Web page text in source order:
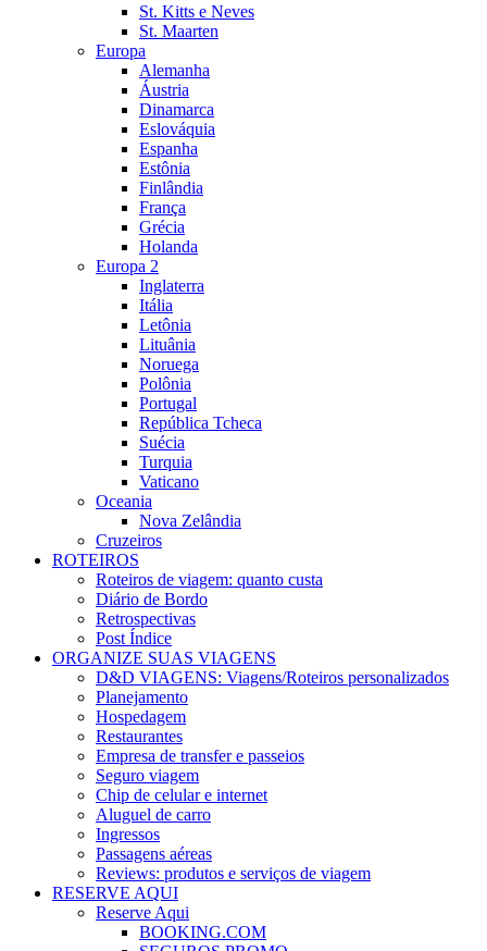
St. Kitts e Neves
St. Maarten
Europa
Alemanha
Áustria
Dinamarca
Eslováquia
Espanha
Estônia
Finlândia
França
Grécia
Holanda
Europa 2
Inglaterra
Itália
Letônia
Lituânia
Noruega
Polônia
Portugal
República Tcheca
Suécia
Turquia
Vaticano
Oceania
Nova Zelândia
Cruzeiros
ROTEIROS
Roteiros de viagem: quanto custa
Diário de Bordo
Retrospectivas
Post Índice
ORGANIZE SUAS VIAGENS
D&D VIAGENS: Viagens/Roteiros personalizados
Planejamento
Hospedagem
Restaurantes
Empresa de transfer e passeios
Seguro viagem
Chip de celular e internet
Aluguel de carro
Ingressos
Passagens aéreas
Reviews: produtos e serviços de viagem
RESERVE AQUI
Reserve Aqui
BOOKING.COM